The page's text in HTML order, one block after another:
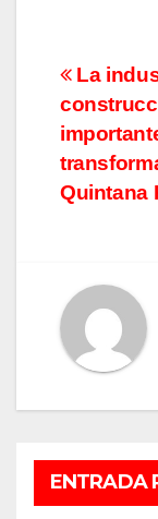
de
La
Quintana
ENTRADA